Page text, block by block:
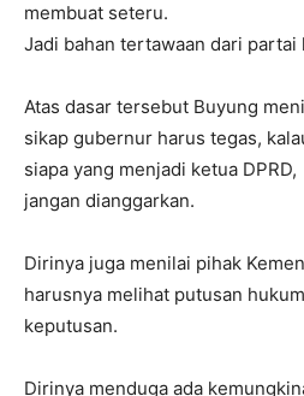
membuat seteru.
Jadi bahan tertawaan dari partai
Atas dasar tersebut Buyung
sikap gubernur harus tegas,
siapa yang menjadi ketua DPRD,
jangan dianggarkan.
Dirinya juga menilai pihak
harusnya melihat putusan
keputusan.
Dirinya menduga ada